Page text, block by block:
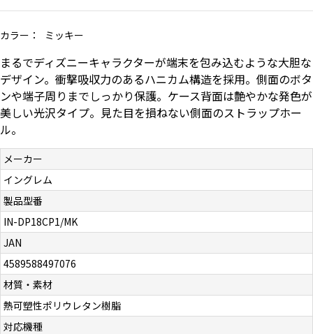
よくある質問
お問い合わせ（一般の皆様）
お問い合わせ（企業様）
カラー： ミッキー
まるでディズニーキャラクターが端末を包み込むような大胆な
デザイン。衝撃吸収力のあるハニカム構造を採用。側面のボタ
ンや端子周りまでしっかり保護。ケース背面は艶やかな発色が
美しい光沢タイプ。見た目を損ねない側面のストラップホー
ル。
メーカー
イングレム
製品型番
IN-DP18CP1/MK
JAN
4589588497076
材質・素材
熱可塑性ポリウレタン樹脂
対応機種